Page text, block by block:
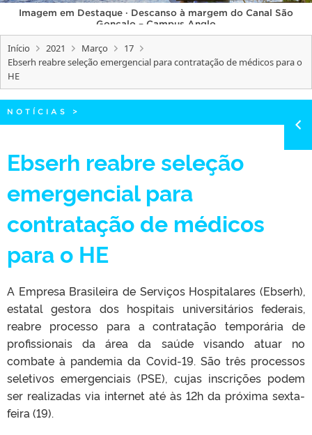
OUVIDORIA
PORTARIAS
TELEFONES
Imagem em Destaque · Descanso à margem do Canal São
Gonçalo – Campus Anglo
Início 2021 Março
17
Ebserh reabre seleção emergencial para contratação de médicos para o
HE
NOTÍCIAS >
Ebserh reabre seleção
emergencial para
contratação de médicos
para o HE
A Empresa Brasileira de Serviços Hospitalares (Ebserh),
estatal gestora dos hospitais universitários federais,
reabre processo para a contratação temporária de
profissionais da área da saúde visando atuar no
combate à pandemia da Covid-19. São três processos
seletivos emergenciais (PSE), cujas inscrições podem
ser realizadas via internet até às 12h da próxima sexta-
feira (19).